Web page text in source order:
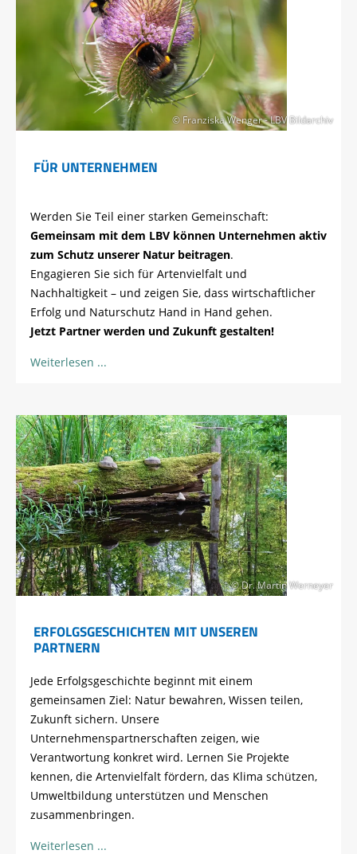
© Franziska Wenger - LBV Bildarchiv
FÜR UNTERNEHMEN
Werden Sie Teil einer starken Gemeinschaft:
Gemeinsam mit dem LBV können Unternehmen aktiv
zum Schutz unserer Natur beitragen.
Engagieren Sie sich für Artenvielfalt und
Nachhaltigkeit – und zeigen Sie, dass wirtschaftlicher
Erfolg und Naturschutz Hand in Hand gehen.
Jetzt Partner werden und Zukunft gestalten!
Weiterlesen
© Dr. Martin Werneyer
ERFOLGSGESCHICHTEN MIT UNSEREN
PARTNERN
Jede Erfolgsgeschichte beginnt mit einem
gemeinsamen Ziel: Natur bewahren, Wissen teilen,
Zukunft sichern. Unsere
Unternehmenspartnerschaften zeigen, wie
Verantwortung konkret wird. Lernen Sie Projekte
kennen, die Artenvielfalt fördern, das Klima schützen,
Umweltbildung unterstützen und Menschen
zusammenbringen.
Weiterlesen